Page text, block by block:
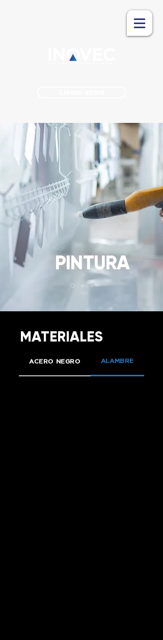
PINTURA
MATERIALES
ACERO NEGRO ALAMBRE